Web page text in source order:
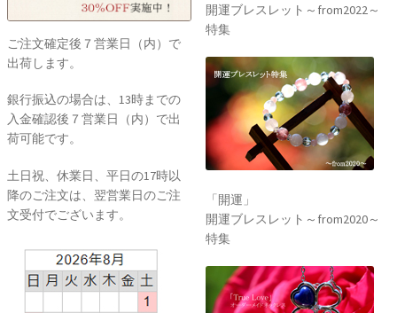
ご注文確定後７営業日（内）で
出荷します。
銀行振込の場合は、13時までの
入金確認後７営業日（内）で出
荷可能です。
土日祝、休業日、平日の17時以
降のご注文は、翌営業日のご注
文受付でございます。
開運ブレスレット～from2022～
特集
「開運」
開運ブレスレット～from2020～
特集